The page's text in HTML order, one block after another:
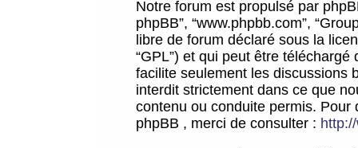
Notre forum est propulsé par
phpBB”, “www.phpbb.com”,
libre de forum déclaré sous la
“GPL”) et qui peut être téléchargé
facilite seulement les discussions
interdit strictement dans ce que
contenu ou conduite permis.
phpBB , merci de consulter :